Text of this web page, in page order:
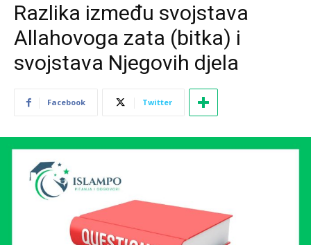
Razlika između svojstava
Allahovoga zata (bitka) i
svojstava Njegovih djela
Facebook Twitter